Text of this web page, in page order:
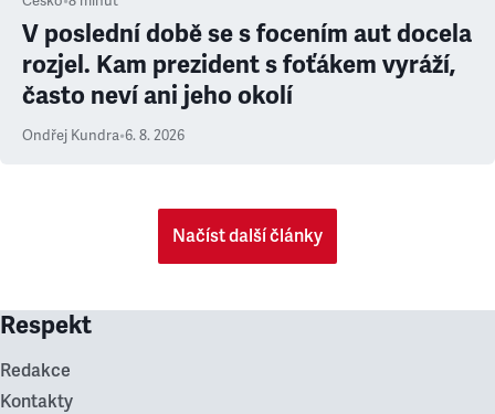
V poslední době se s focením aut docela
rozjel. Kam prezident s foťákem vyráží,
často neví ani jeho okolí
Ondřej Kundra•6. 8. 2026
Načíst další články
Respekt
Redakce
Kontakty